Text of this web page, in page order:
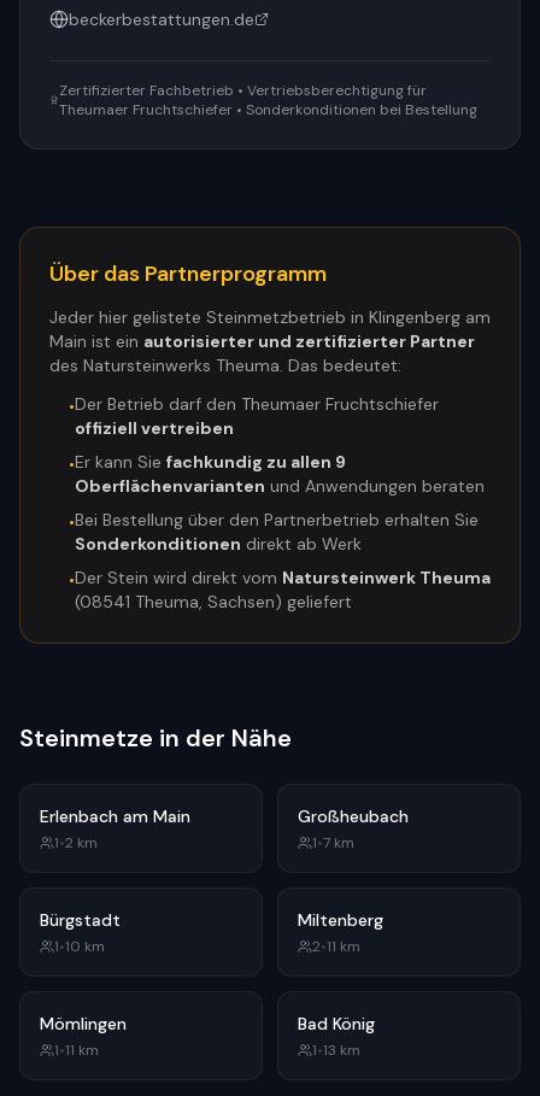
beckerbestattungen.de
Zertifizierter Fachbetrieb • Vertriebsberechtigung für
Theumaer Fruchtschiefer • Sonderkonditionen bei Bestellung
Über das Partnerprogramm
Jeder hier gelistete Steinmetzbetrieb in Klingenberg am
Main ist ein autorisierter und zertifizierter Partner
des Natursteinwerks Theuma. Das bedeutet:
•Der Betrieb darf den Theumaer Fruchtschiefer
offiziell vertreiben
•Er kann Sie fachkundig zu allen 9
Oberflächenvarianten und Anwendungen beraten
•Bei Bestellung über den Partnerbetrieb erhalten Sie
Sonderkonditionen direkt ab Werk
•Der Stein wird direkt vom Natursteinwerk Theuma
(08541 Theuma, Sachsen) geliefert
Steinmetze in der Nähe
Erlenbach am Main
1•2 km
Großheubach
1•7 km
Bürgstadt
1•10 km
Miltenberg
2•11 km
Mömlingen
1•11 km
Bad König
1•13 km